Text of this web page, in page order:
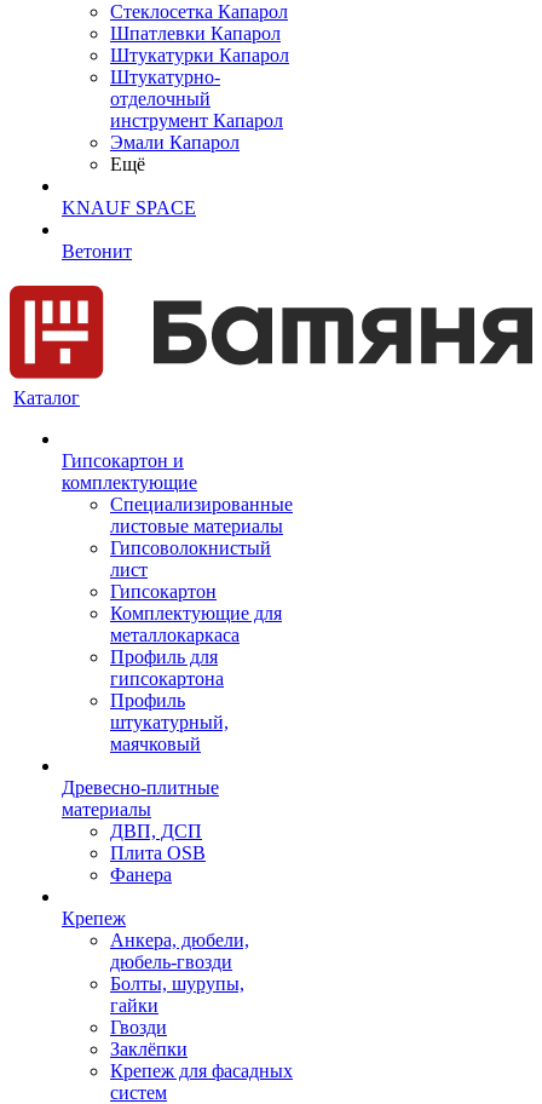
Cтеклосетка Капарол
Шпатлевки Капарол
Штукатурки Капарол
Штукатурно-
отделочный
инструмент Капарол
Эмали Капарол
Ещё
KNAUF SPACE
Ветонит
Каталог
Гипсокартон и
комплектующие
Специализированные
листовые материалы
Гипсоволокнистый
лист
Гипсокартон
Комплектующие для
металлокаркаса
Профиль для
гипсокартона
Профиль
штукатурный,
маячковый
Древесно-плитные
материалы
ДВП, ДСП
Плита OSB
Фанера
Крепеж
Анкера, дюбели,
дюбель-гвозди
Болты, шурупы,
гайки
Гвозди
Заклёпки
Крепеж для фасадных
систем